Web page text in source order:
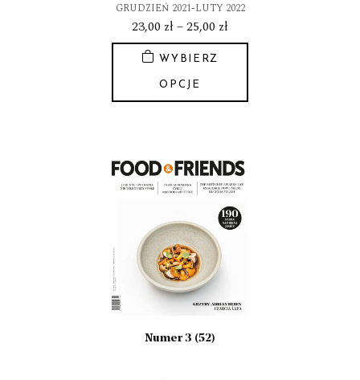
GRUDZIEŃ 2021-LUTY 2022
23,00 zł–25,00 złZakres
cen:
do
WYBIERZ
OPCJE
wiele
wariantów.
można
wybrać
na
stronie
produktu
Numer 3 (52)